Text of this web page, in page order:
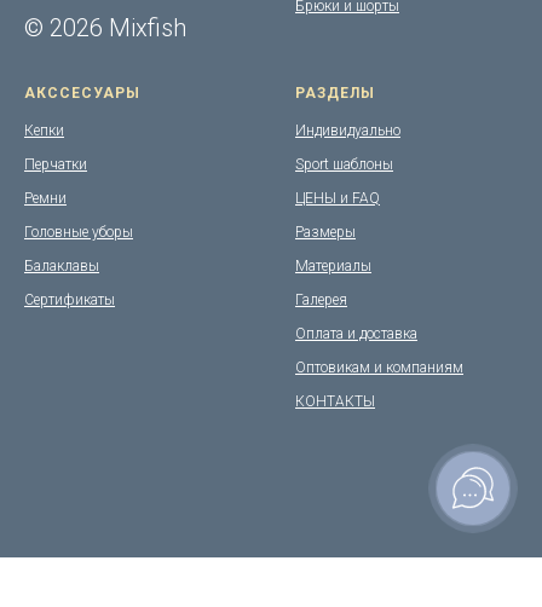
© 2026 Mixfish
Брюки и шорты
АКССЕСУАРЫ
Кепки
Перчатки
Ремни
Головные уборы
Балаклавы
Сертификаты
РАЗДЕЛЫ
Индивидуально
Sport шаблоны
ЦЕНЫ и FAQ
Размеры
Материалы
Галерея
Оплата и доставка
Оптовикам и компаниям
КОНТАКТЫ